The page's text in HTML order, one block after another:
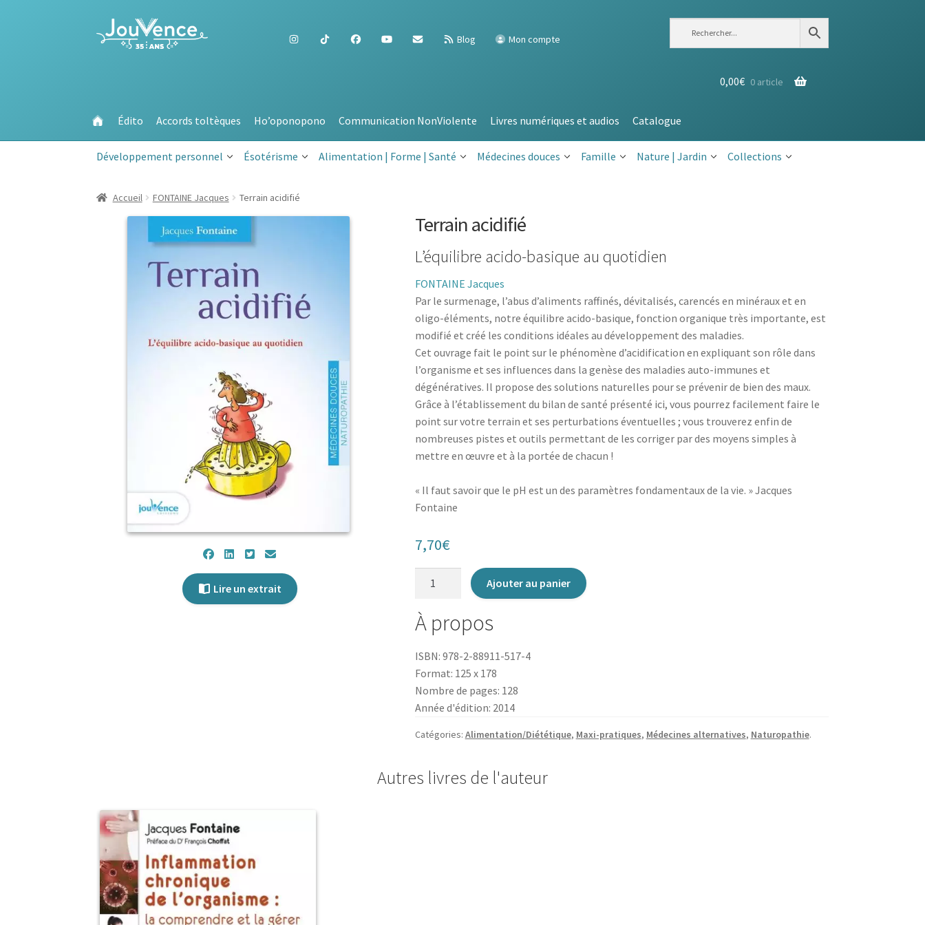
Aller
à
Aller
au
Blog Mon compte
0,00€ 0 article
Édito Accords toltèques Ho’oponopono Communication NonViolente Livres numériques et audios Catalogue
Développement personnel Ésotérisme Alimentation | Forme | Santé Médecines douces Famille Nature | Jardin Collections
Accueil FONTAINE Jacques Terrain acidifié
Terrain acidifié
L’équilibre acido-basique au quotidien
FONTAINE Jacques
Par le surmenage, l’abus d’aliments raffinés, dévitalisés, carencés en minéraux et en
oligo-éléments, notre équilibre acido-basique, fonction organique très importante, est
modifié et créé les conditions idéales au développement des maladies.
Cet ouvrage fait le point sur le phénomène d’acidification en expliquant son rôle dans
l’organisme et ses influences dans la genèse des maladies auto-immunes et
dégénératives. Il propose des solutions naturelles pour se prévenir de bien des maux.
Grâce à l’établissement du bilan de santé présenté ici, vous pourrez facilement faire le
point sur votre terrain et ses perturbations éventuelles ; vous trouverez enfin de
nombreuses pistes et outils permettant de les corriger par des moyens simples à
mettre en œuvre et à la portée de chacun !
« Il faut savoir que le pH est un des paramètres fondamentaux de la vie. » Jacques
Fontaine
7,70€
Terrain
acidifié
Ajouter au panier
À propos
ISBN: 978-2-88911-517-4
Format: 125 x 178
Nombre de pages: 128
Année d'édition: 2014
Catégories: Alimentation/Diététique, Maxi-pratiques, Médecines alternatives, Naturopathie.
Lire un extrait
Autres livres de l'auteur